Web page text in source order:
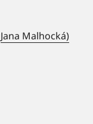
Jana Malhocká)